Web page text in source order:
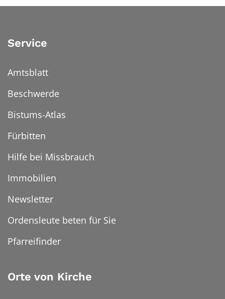
Service
Amtsblatt
Beschwerde
Bistums-Atlas
Fürbitten
Hilfe bei Missbrauch
Immobilien
Newsletter
Ordensleute beten für Sie
Pfarreifinder
Orte von Kirche